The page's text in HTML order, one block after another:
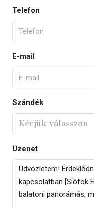
Telefon
E-mail
Szándék
Kérjük válasszon
Üzenet